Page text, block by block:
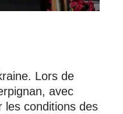
Lors de
avec
les conditions des